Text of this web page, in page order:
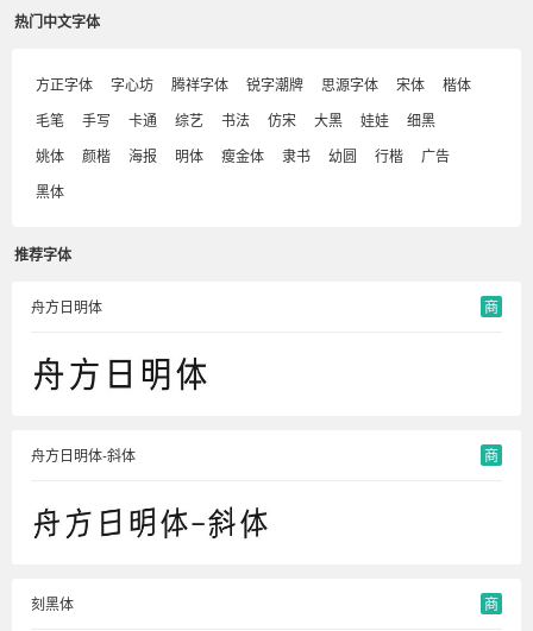
热门中文字体
方正字体 字心坊 腾祥字体 锐字潮牌 思源字体 宋体
楷体
毛笔
手写 卡通 综艺 书法 仿宋 大黑 娃娃
细黑
姚体
颜楷 海报 明体 瘦金体 隶书 幼圆 行楷
广告
黑体
推荐字体
舟方日明体 商
舟方日明体-斜体 商
刻黑体 商